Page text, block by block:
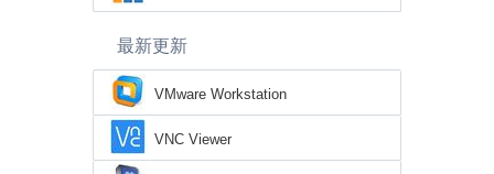
最新更新
VMware Workstation
VNC Viewer